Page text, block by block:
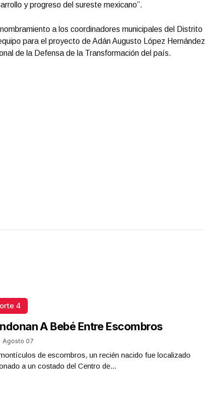
y progreso del sureste mexicano”.
a los coordinadores municipales del Distrito
para el proyecto de Adán Augusto López Hernández
de la Defensa de la Transformación del país.
4
A Bebé Entre Escombros
Agosto 07
de escombros, un recién nacido fue localizado
a un costado del Centro de...
Robledo - Cirujano Plástico.Entrevista con Ciro